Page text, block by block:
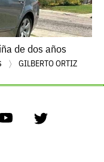
de dos años
GILBERTO ORTIZ